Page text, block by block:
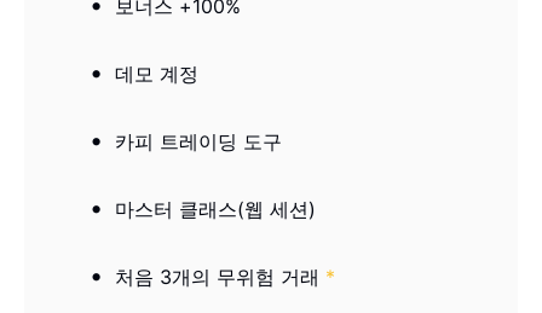
보너스 +100%
데모 계정
카피 트레이딩 도구
마스터 클래스(웹 세션)
처음 3개의 무위험 거래 *